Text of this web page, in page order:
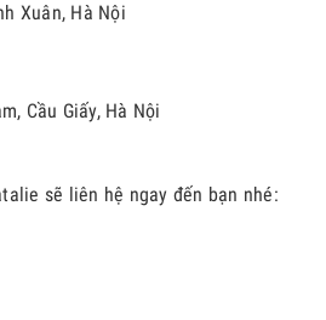
Xuân, Hà Nội
Cầu Giấy, Hà Nội
sẽ liên hệ ngay đến bạn nhé: